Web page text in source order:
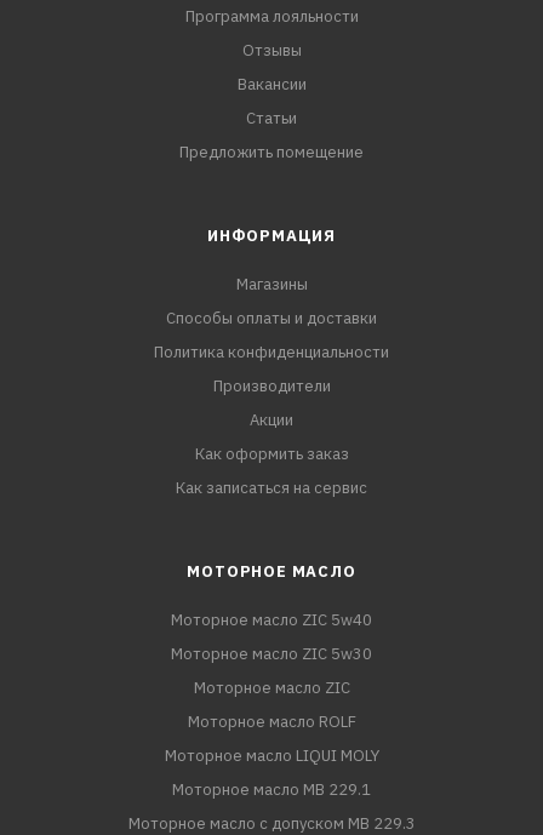
Программа лояльности
Отзывы
Вакансии
Статьи
Предложить помещение
ИНФОРМАЦИЯ
Магазины
Способы оплаты и доставки
Политика конфиденциальности
Производители
Акции
Как оформить заказ
Как записаться на сервис
МОТОРНОЕ МАСЛО
Моторное масло ZIC 5w40
Моторное масло ZIC 5w30
Моторное масло ZIC
Моторное масло ROLF
Моторное масло LIQUI MOLY
Моторное масло MB 229.1
Моторное масло с допуском MB 229.3